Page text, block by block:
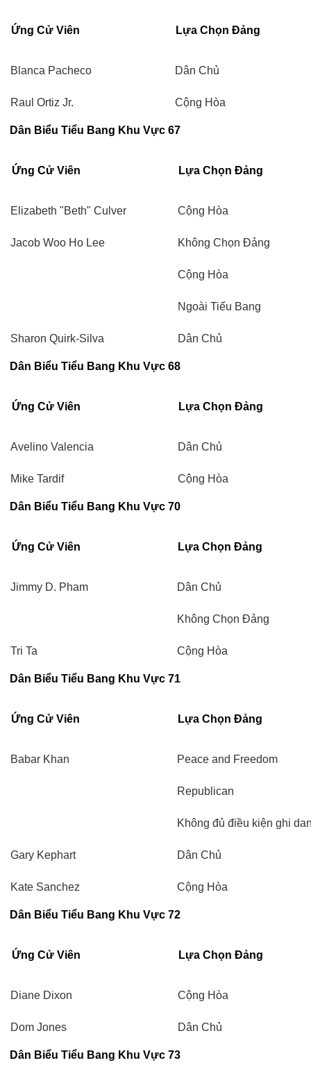
Ứng Cử Viên Lựa Chọn Đảng
Blanca Pacheco Dân Chủ
Raul Ortiz Jr. Cộng Hòa
Dân Biểu Tiểu Bang Khu Vực 67
Ứng Cử Viên Lựa Chọn Đảng
Elizabeth "Beth" Culver Cộng Hòa
Jacob Woo Ho Lee Không Chọn Đảng
Cộng Hòa
Ngoài Tiểu Bang
Sharon Quirk-Silva Dân Chủ
Dân Biểu Tiểu Bang Khu Vực 68
Ứng Cử Viên Lựa Chọn Đảng
Avelino Valencia Dân Chủ
Mike Tardif Cộng Hòa
Dân Biểu Tiểu Bang Khu Vực 70
Ứng Cử Viên Lựa Chọn Đảng
Jimmy D. Pham Dân Chủ
Không Chọn Đảng
Tri Ta Cộng Hòa
Dân Biểu Tiểu Bang Khu Vực 71
Ứng Cử Viên Lựa Chọn Đảng
Babar Khan Peace and Freedom
Republican
Không đủ điều kiện ghi
Gary Kephart Dân Chủ
Kate Sanchez Cộng Hòa
Dân Biểu Tiểu Bang Khu Vực 72
Ứng Cử Viên Lựa Chọn Đảng
Diane Dixon Cộng Hòa
Dom Jones Dân Chủ
Dân Biểu Tiểu Bang Khu Vực 73